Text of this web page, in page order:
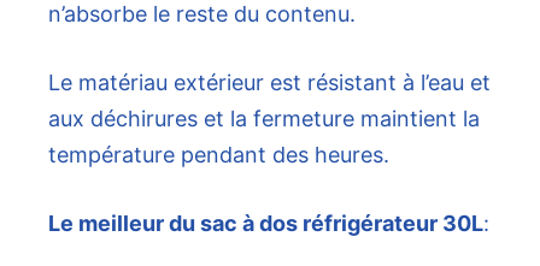
n’absorbe le reste du contenu.
Le matériau extérieur est résistant à l’eau et
aux déchirures et la fermeture maintient la
température pendant des heures.
Le meilleur du sac à dos réfrigérateur 30L: